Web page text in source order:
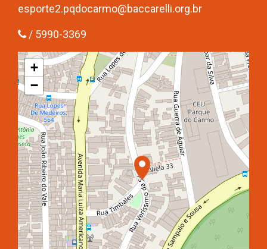
esporte2.pqdocarmo@baccarelli.org.br
/ 5990-3369
+
−